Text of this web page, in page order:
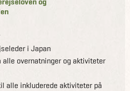
i Japan
alle overnatninger og aktiviteter
alle inkluderede aktiviteter på